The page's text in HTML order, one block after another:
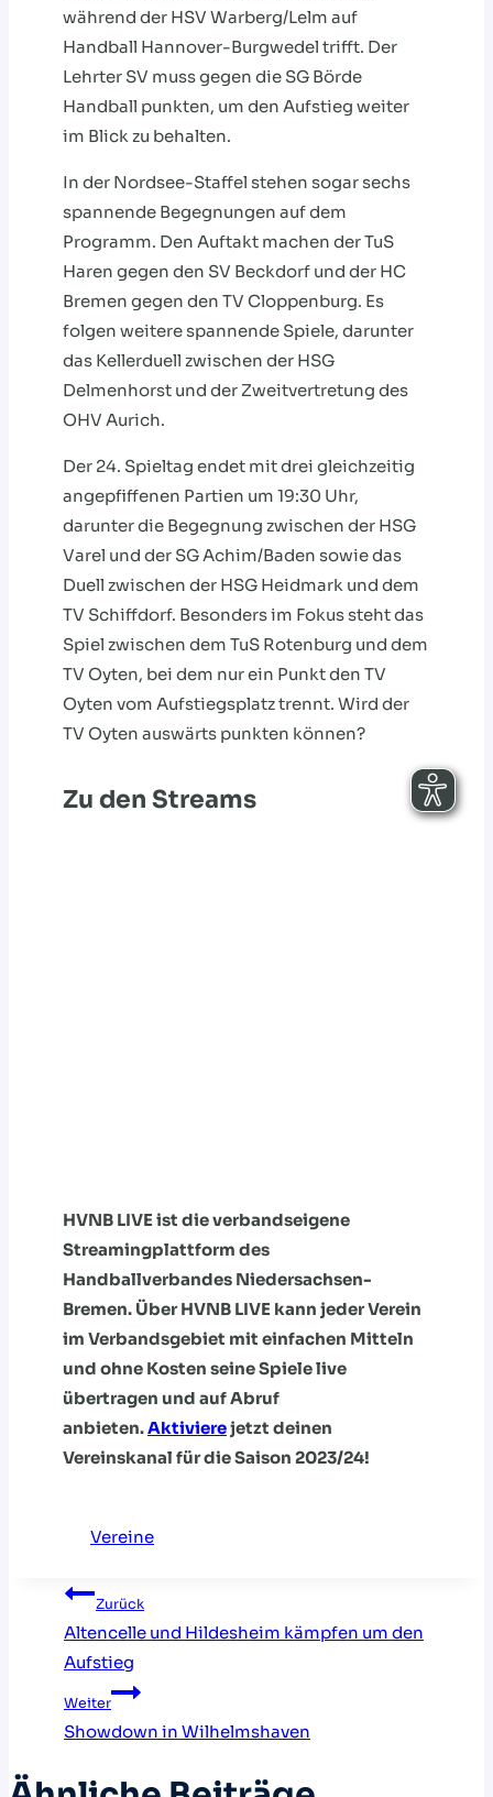
während der HSV Warberg/Lelm auf
Handball Hannover-Burgwedel trifft. Der
Lehrter SV muss gegen die SG Börde
Handball punkten, um den Aufstieg weiter
im Blick zu behalten.
In der Nordsee-Staffel stehen sogar sechs
spannende Begegnungen auf dem
Programm. Den Auftakt machen der TuS
Haren gegen den SV Beckdorf und der HC
Bremen gegen den TV Cloppenburg. Es
folgen weitere spannende Spiele, darunter
das Kellerduell zwischen der HSG
Delmenhorst und der Zweitvertretung des
OHV Aurich.
Der 24. Spieltag endet mit drei gleichzeitig
angepfiffenen Partien um 19:30 Uhr,
darunter die Begegnung zwischen der HSG
Varel und der SG Achim/Baden sowie das
Duell zwischen der HSG Heidmark und dem
TV Schiffdorf. Besonders im Fokus steht das
Spiel zwischen dem TuS Rotenburg und dem
TV Oyten, bei dem nur ein Punkt den TV
Oyten vom Aufstiegsplatz trennt. Wird der
TV Oyten auswärts punkten können?
Zu den Streams
HVNB LIVE ist die verbandseigene
Streamingplattform des
Handballverbandes Niedersachsen-
Bremen. Über HVNB LIVE kann jeder Verein
im Verbandsgebiet mit einfachen Mitteln
und ohne Kosten seine Spiele live
übertragen und auf Abruf
anbieten.Aktivierejetzt deinen
Vereinskanal für die Saison 2023/24!
Vereine
Beitragsnavigation
Zurück
Altencelle und Hildesheim kämpfen um den
Aufstieg
Weiter
Showdown in Wilhelmshaven